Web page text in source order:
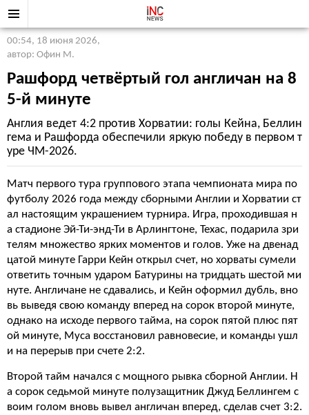
00:54, 18 июня 2026,
автор: Офин М.
Рашфорд четвёртый гол англичан на 8
5-й минуте
Англия ведет 4:2 против Хорватии: голы Кейна, Беллин
гема и Рашфорда обеспечили яркую победу в первом т
уре ЧМ-2026.
Матч первого тура группового этапа чемпионата мира по
футболу 2026 года между сборными Англии и Хорватии ст
ал настоящим украшением турнира. Игра, проходившая н
а стадионе Эй-Ти-энд-Ти в Арлингтоне, Техас, подарила зри
телям множество ярких моментов и голов. Уже на двенад
цатой минуте Гарри Кейн открыл счет, но хорваты сумели
ответить точным ударом Батурины на тридцать шестой ми
нуте. Англичане не сдавались, и Кейн оформил дубль, вно
вь выведя свою команду вперед на сорок второй минуте,
однако на исходе первого тайма, на сорок пятой плюс пят
ой минуте, Муса восстановил равновесие, и команды ушл
и на перерыв при счете 2:2.
Второй тайм начался с мощного рывка сборной Англии. Н
а сорок седьмой минуте полузащитник Джуд Беллингем с
воим голом вновь вывел англичан вперед, сделав счет 3:2.